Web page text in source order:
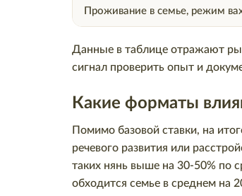
Проживание в семье, режим
Данные в таблице отражают
сигнал проверить опыт и
Какие форматы
Помимо базовой ставки, на
речевого развития или
таких нянь выше на 30-50% по
обходится семье в среднем на